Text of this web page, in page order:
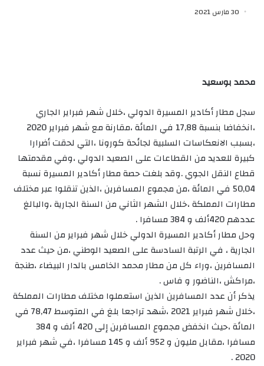
30 مارس 2021
محمد بوسعيد
سجل مطار أكادير المسيرة الدولي ،خلال شهر فبراير الجاري
،انخفاضا بنسبة 17,88 في المائة ،مقارنة مع شهر فبراير 2020
،بسبب الانعكاسات السلبية لجائحة كورونا ،التي لحقت أضرارا
كبيرة للعديد من القطاعات على الصعيد الدولي ،وفي مقدمتها
قطاع النقل الجوي .وقد بلغت حصة مطار أكادير المسيرة نسبة
50,04 في المائة ،من مجموع المسافرين ،الذين تنقلوا عبر مختلف
مطارات المملكة ،خلال الشهر الثاني من السنة الجارية ،والبالغ
عددهم 420ألف و 384 مسافرا .
وحل مطار أكادير المسيرة الدولي خلال شهر فبراير من السنة
الجارية ، في الرتبة السادسة على الصعيد الوطني ،من حيث عدد
المسافرين ،وراء كل من مطار محمد الخامس بالدار البيضاء ،طنجة
،مراكش ،الناضور و فاس .
يذكر أن عدد المسافرين الذين استعملوا مختلف مطارات المملكة
،خلال شهر فبراير 2021 ،شهد تراجعا بلغ في المتوسط 78,47 في
المائة ،حيث انخفض مجموع المسافرين إلى 420 ألف و 384
مسافرا ،مقابل مليون و 952 ألف و 145 مسافرا ،في شهر فبراير
2020 .